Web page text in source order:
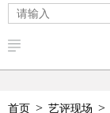
首页 > 艺评现场 >